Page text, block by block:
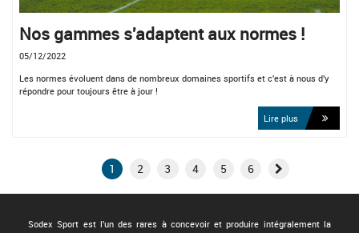
Nos gammes s'adaptent aux normes !
05/12/2022
Les normes évoluent dans de nombreux domaines sportifs et c'est à nous d'y
répondre pour toujours être à jour !
Lire plus
1 2 3 4 5 6
Sodex Sport est l'un des rares à concevoir et produire intégralement la